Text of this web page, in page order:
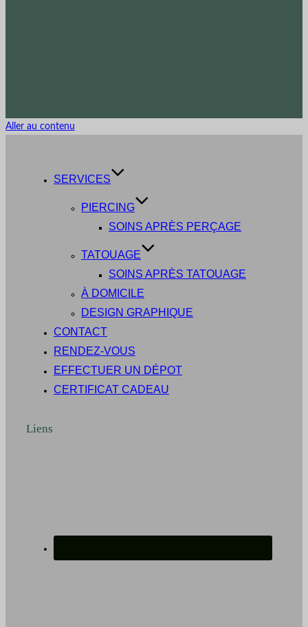
Aller au contenu
SERVICES
PIERCING
SOINS APRÈS PERÇAGE
TATOUAGE
SOINS APRÈS TATOUAGE
À DOMICILE
DESIGN GRAPHIQUE
CONTACT
RENDEZ-VOUS
EFFECTUER UN DÉPOT
CERTIFICAT CADEAU
Liens